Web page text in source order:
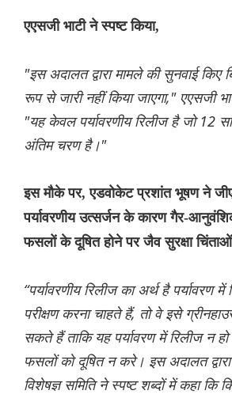
एएसजी भाटी ने स्पष्ट किया,
"इस अदालत द्वारा मामले की सुनवाई किए
रूप से जारी नहीं किया जाएगा," एएसजी
"यह केवल पर्यावरणीय रिलीज है जो 12
अंतिम चरण है।"
इस मौके पर, एडवोकेट प्रशांत भूषण ने
पर्यावरणीय उत्सर्जन के कारण गैर-
फसलों के दूषित होने पर जैव सुरक्षा
“पर्यावरणीय रिलीज का अर्थ है पर्यावरण
परीक्षण करना चाहते हैं, तो वे इसे
सकते हैं ताकि यह पर्यावरण में रिलीज न
फसलों को दूषित न करे। इस अदालत
विशेषज्ञ समिति ने स्पष्ट शब्दों में कहा कि